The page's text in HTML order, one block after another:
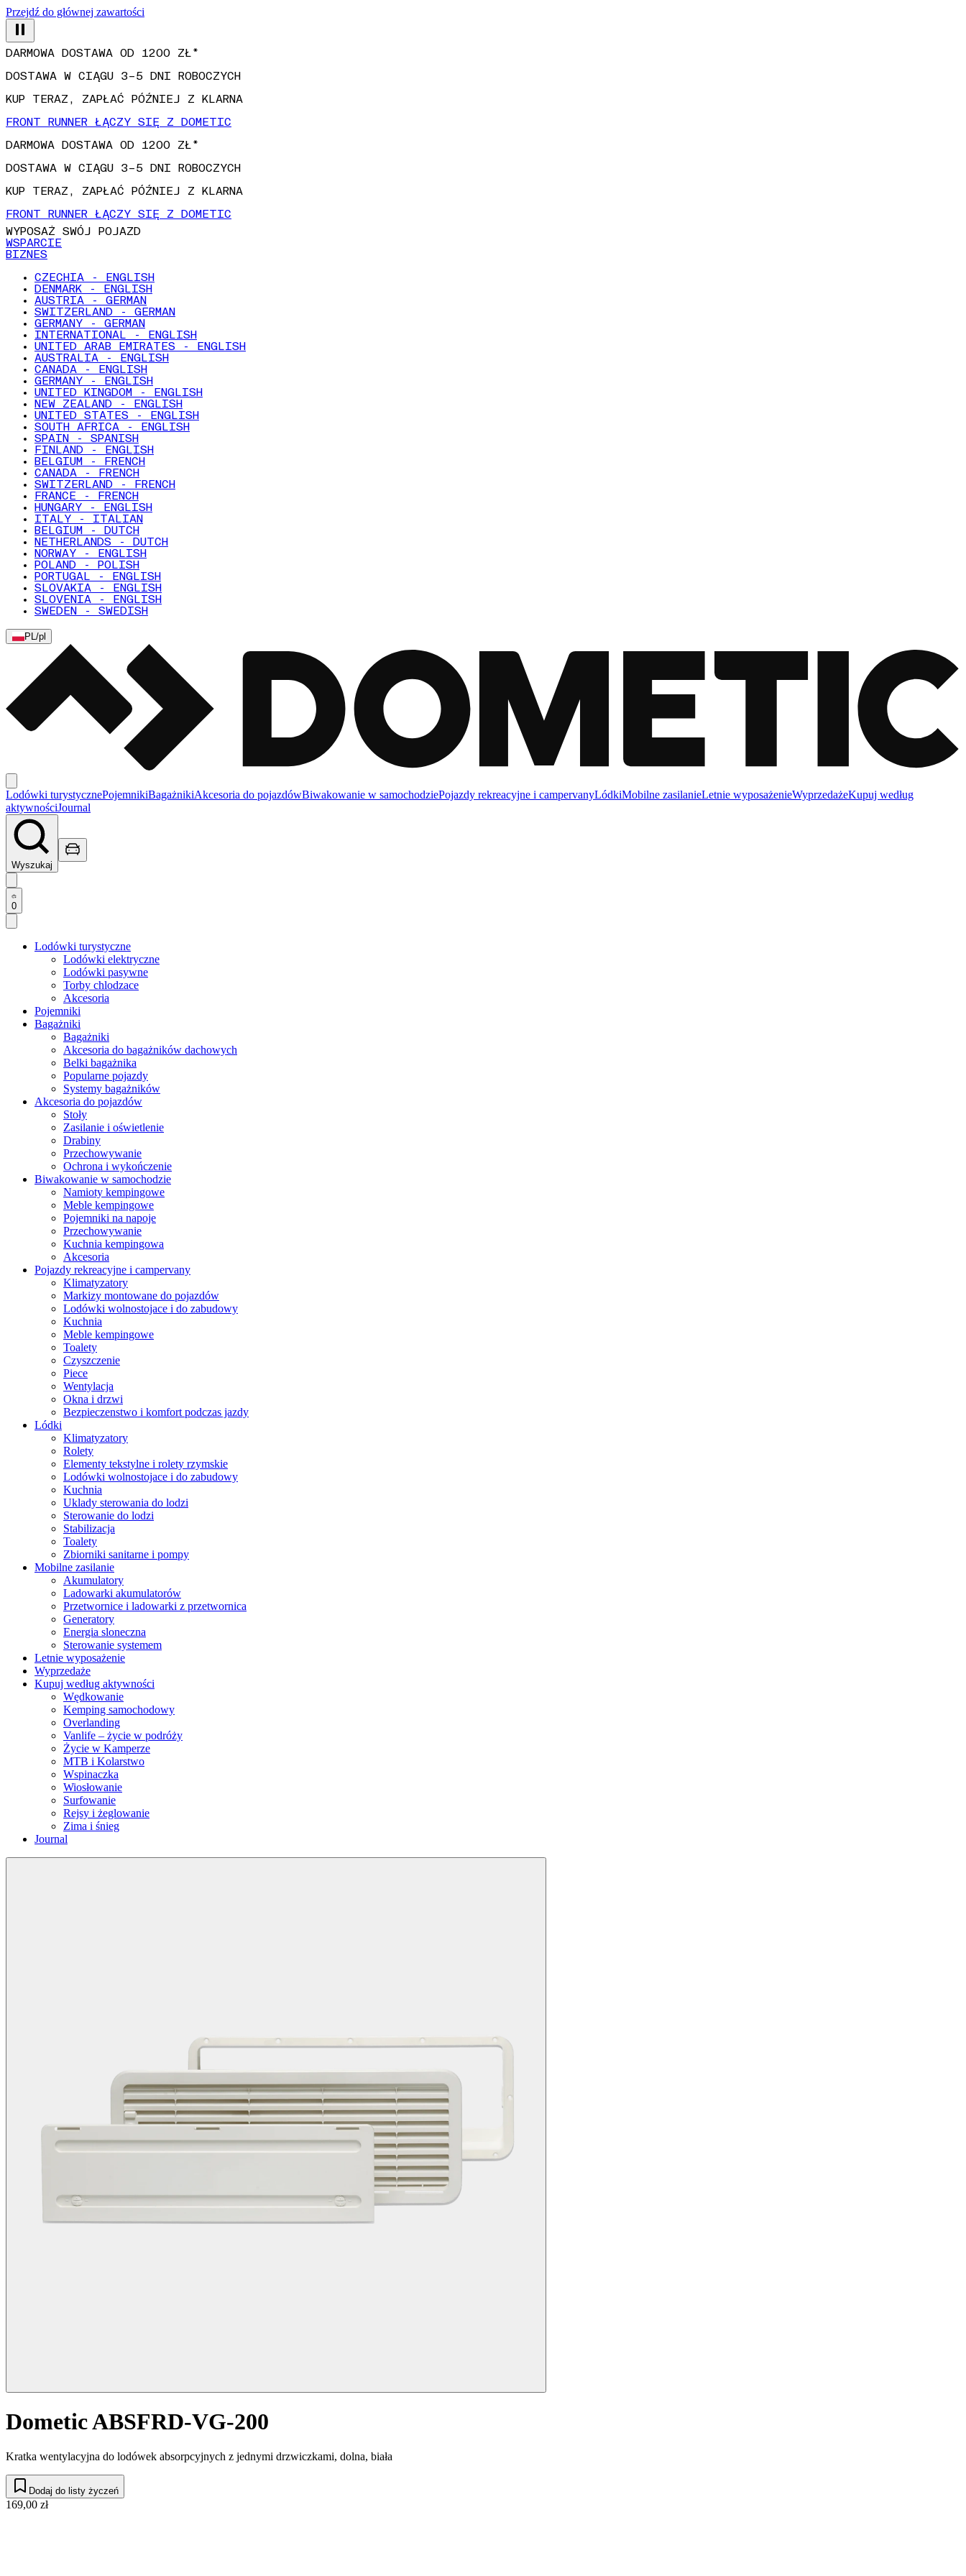
Przejdź do głównej zawartości
DARMOWA DOSTAWA OD 1200 ZŁ*
DOSTAWA W CIĄGU 3–5 DNI ROBOCZYCH
KUP TERAZ, ZAPŁAĆ PÓŹNIEJ Z KLARNA
FRONT RUNNER ŁĄCZY SIĘ Z DOMETIC
DARMOWA DOSTAWA OD 1200 ZŁ*
DOSTAWA W CIĄGU 3–5 DNI ROBOCZYCH
KUP TERAZ, ZAPŁAĆ PÓŹNIEJ Z KLARNA
FRONT RUNNER ŁĄCZY SIĘ Z DOMETIC
WYPOSAŻ SWÓJ POJAZD
WSPARCIE
BIZNES
CZECHIA - ENGLISH
DENMARK - ENGLISH
AUSTRIA - GERMAN
SWITZERLAND - GERMAN
GERMANY - GERMAN
INTERNATIONAL - ENGLISH
UNITED ARAB EMIRATES - ENGLISH
AUSTRALIA - ENGLISH
CANADA - ENGLISH
GERMANY - ENGLISH
UNITED KINGDOM - ENGLISH
NEW ZEALAND - ENGLISH
UNITED STATES - ENGLISH
SOUTH AFRICA - ENGLISH
SPAIN - SPANISH
FINLAND - ENGLISH
BELGIUM - FRENCH
CANADA - FRENCH
SWITZERLAND - FRENCH
FRANCE - FRENCH
HUNGARY - ENGLISH
ITALY - ITALIAN
BELGIUM - DUTCH
NETHERLANDS - DUTCH
NORWAY - ENGLISH
POLAND - POLISH
PORTUGAL - ENGLISH
SLOVAKIA - ENGLISH
SLOVENIA - ENGLISH
SWEDEN - SWEDISH
PL/pl
Lodówki turystycznePojemnikiBagażnikiAkcesoria do pojazdówBiwakowanie w samochodziePojazdy rekreacyjne i campervanyLódkiMobilne zasilanieLetnie wyposażenieWyprzedażeKupuj według
aktywnościJournal
Wyszukaj
0
Lodówki turystyczne
Lodówki elektryczne
Lodówki pasywne
Torby chlodzace
Akcesoria
Pojemniki
Bagażniki
Bagażniki
Akcesoria do bagażników dachowych
Belki bagażnika
Popularne pojazdy
Systemy bagażników
Akcesoria do pojazdów
Stoły
Zasilanie i oświetlenie
Drabiny
Przechowywanie
Ochrona i wykończenie
Biwakowanie w samochodzie
Namioty kempingowe
Meble kempingowe
Pojemniki na napoje
Przechowywanie
Kuchnia kempingowa
Akcesoria
Pojazdy rekreacyjne i campervany
Klimatyzatory
Markizy montowane do pojazdów
Lodówki wolnostojace i do zabudowy
Kuchnia
Meble kempingowe
Toalety
Czyszczenie
Piece
Wentylacja
Okna i drzwi
Bezpieczenstwo i komfort podczas jazdy
Lódki
Klimatyzatory
Rolety
Elementy tekstylne i rolety rzymskie
Lodówki wolnostojace i do zabudowy
Kuchnia
Uklady sterowania do lodzi
Sterowanie do lodzi
Stabilizacja
Toalety
Zbiorniki sanitarne i pompy
Mobilne zasilanie
Akumulatory
Ladowarki akumulatorów
Przetwornice i ladowarki z przetwornica
Generatory
Energia sloneczna
Sterowanie systemem
Letnie wyposażenie
Wyprzedaże
Kupuj według aktywności
Wędkowanie
Kemping samochodowy
Overlanding
Vanlife – życie w podróży
Życie w Kamperze
MTB i Kolarstwo
Wspinaczka
Wiosłowanie
Surfowanie
Rejsy i żeglowanie
Zima i śnieg
Journal
Dometic ABSFRD-VG-200
Kratka wentylacyjna do lodówek absorpcyjnych z jednymi drzwiczkami, dolna, biała
Dodaj do listy życzeń
169,00 zł